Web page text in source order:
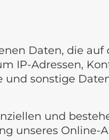
Daten, die auf
IP-Adressen,
sonstige
und
unseres Online-